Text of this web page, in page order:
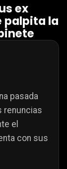
ex
palpita la
pasada
renuncias
el
con sus